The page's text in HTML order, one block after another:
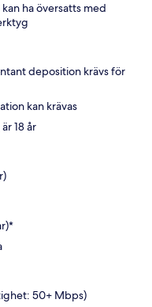
ha översatts med
deposition krävs för
kan krävas
18 år
50+ Mbps)